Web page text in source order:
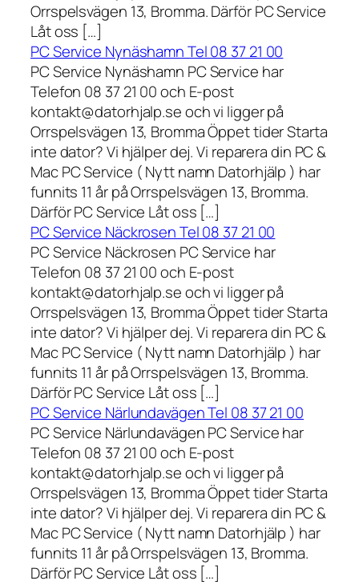
Orrspelsvägen 13, Bromma. Därför PC Service
Låt oss […]
PC Service Nynäshamn Tel 08 37 21 00
PC Service Nynäshamn PC Service har
Telefon 08 37 21 00 och E-post
kontakt@datorhjalp.se och vi ligger på
Orrspelsvägen 13, Bromma Öppet tider Starta
inte dator? Vi hjälper dej. Vi reparera din PC &
Mac PC Service ( Nytt namn Datorhjälp ) har
funnits 11 år på Orrspelsvägen 13, Bromma.
Därför PC Service Låt oss […]
PC Service Näckrosen Tel 08 37 21 00
PC Service Näckrosen PC Service har
Telefon 08 37 21 00 och E-post
kontakt@datorhjalp.se och vi ligger på
Orrspelsvägen 13, Bromma Öppet tider Starta
inte dator? Vi hjälper dej. Vi reparera din PC &
Mac PC Service ( Nytt namn Datorhjälp ) har
funnits 11 år på Orrspelsvägen 13, Bromma.
Därför PC Service Låt oss […]
PC Service Närlundavägen Tel 08 37 21 00
PC Service Närlundavägen PC Service har
Telefon 08 37 21 00 och E-post
kontakt@datorhjalp.se och vi ligger på
Orrspelsvägen 13, Bromma Öppet tider Starta
inte dator? Vi hjälper dej. Vi reparera din PC &
Mac PC Service ( Nytt namn Datorhjälp ) har
funnits 11 år på Orrspelsvägen 13, Bromma.
Därför PC Service Låt oss […]